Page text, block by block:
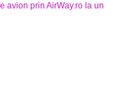
avion prin AirWay.ro la un